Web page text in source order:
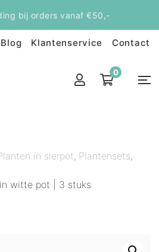
bij orders vanaf €50,-
Blog Klantenservice Contact
0
in sierpot, Plantensets,
witte pot | 3 stuks